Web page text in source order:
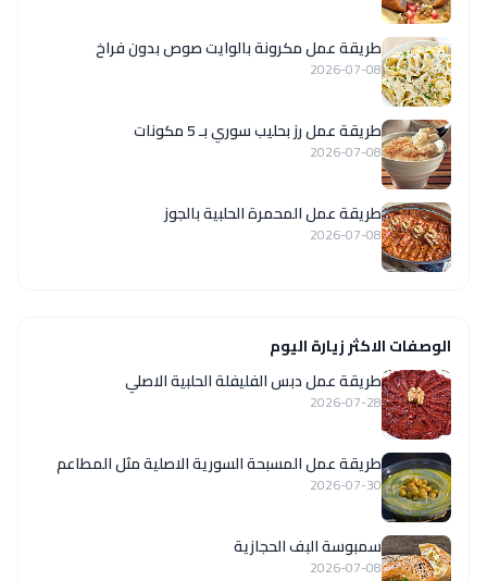
طريقة عمل مكرونة بالوايت صوص بدون فراخ
2026-07-08
طريقة عمل رز بحليب سوري بـ 5 مكونات
2026-07-08
طريقة عمل المحمرة الحلبية بالجوز
2026-07-08
الوصفات الاكثر زيارة اليوم
طريقة عمل دبس الفليفلة الحلبية الاصلي
2026-07-28
‏طريقة عمل المسبحة السورية الاصلية مثل المطاعم
2026-07-30
سمبوسة البف الحجازية
2026-07-08